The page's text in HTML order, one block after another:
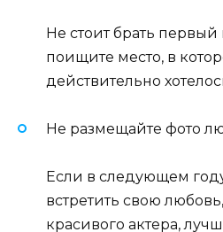
Не стоит брать
поищите место, в
действительно
Не размещайте фото
Если в следующем
встретить свою
красивого актера,